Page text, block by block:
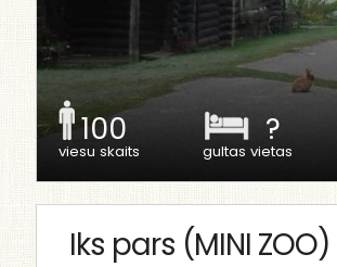
100
viesu skaits
?
gultas vietas
Iks pars (MINI ZOO)